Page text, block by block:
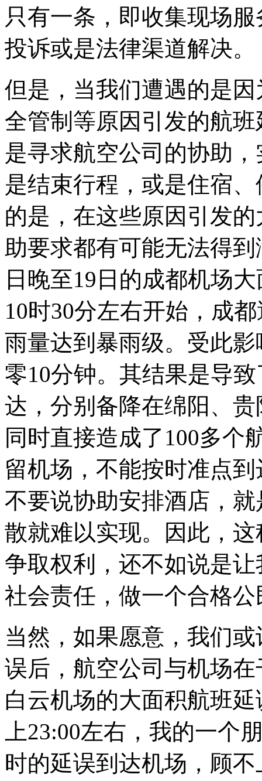
只有一条，即收集现场
投诉或是法律渠道解决。
但是，当我们遭遇的是
全管制等原因引发的航
是寻求航空公司的协助
是结束行程，或是住宿
的是，在这些原因引发
助要求都有可能无法得
日晚至19 日的成都机场
10时30分左右开始，成
雨量达到暴雨级。受此
零10分钟。其结果是导致
达，分别备降在绵阳、
同时直接造成了 100多个
留机场，不能按时准点
不要说协助安排酒店，
散就难以实现。因此，
争取权利，还不如说是
社会责任，做一个合格
当然，如果愿意，我们
误后，航空公司与机场
白云机场的大面积航班
上23:00左右，我的一个
时的延误到达机场，顾